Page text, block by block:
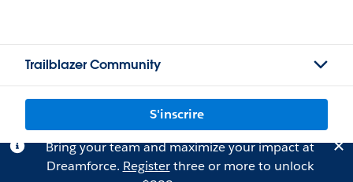
Trailblazer Community
S'inscrire
Bring your team and maximize your impact at
Dreamforce. Registerthree or more to unlock